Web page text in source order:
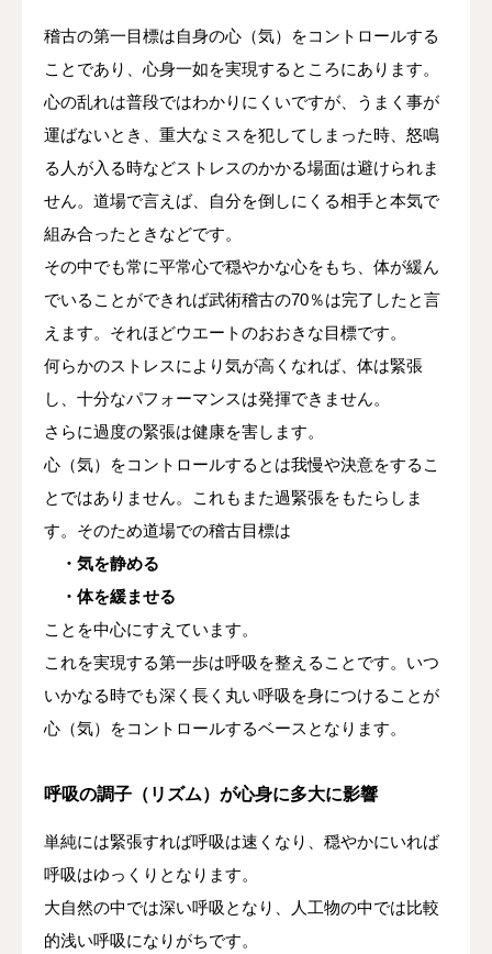
稽古の第一目標は自身の心（気）をコントロールする
ことであり、心身一如を実現するところにあります。
心の乱れは普段ではわかりにくいですが、うまく事が
運ばないとき、重大なミスを犯してしまった時、怒鳴
る人が入る時などストレスのかかる場面は避けられま
せん。道場で言えば、自分を倒しにくる相手と本気で
組み合ったときなどです。
その中でも常に平常心で穏やかな心をもち、体が緩ん
でいることができれば武術稽古の70％は完了したと言
えます。それほどウエートのおおきな目標です。
何らかのストレスにより気が高くなれば、体は緊張
し、十分なパフォーマンスは発揮できません。
さらに過度の緊張は健康を害します。
心（気）をコントロールするとは我慢や決意をするこ
とではありません。これもまた過緊張をもたらしま
す。そのため道場での稽古目標は
・気を静める
・体を緩ませる
ことを中心にすえています。
これを実現する第一歩は呼吸を整えることです。いつ
いかなる時でも深く長く丸い呼吸を身につけることが
心（気）をコントロールするベースとなります。
呼吸の調子（リズム）が心身に多大に影響
単純には緊張すれば呼吸は速くなり、穏やかにいれば
呼吸はゆっくりとなります。
大自然の中では深い呼吸となり、人工物の中では比較
的浅い呼吸になりがちです。